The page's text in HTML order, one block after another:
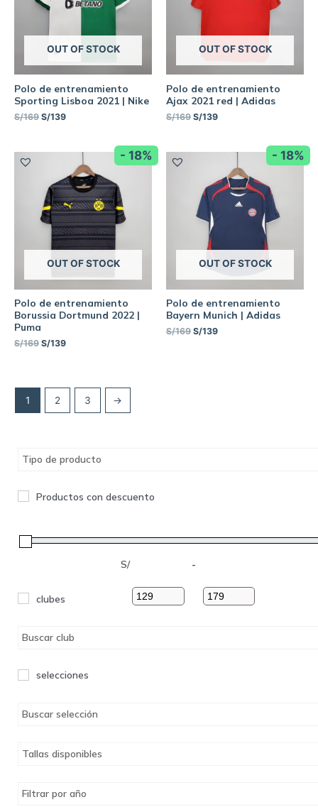
Tipo de producto
Productos con descuento
S/ -
clubes
Buscar club
selecciones
Buscar selección
Tallas disponibles
Filtrar por año
OUT OF STOCK
Polo de entrenamiento
Sporting Lisboa 2021 | Nike
S/169 S/139
OUT OF STOCK
Polo de entrenamiento
Ajax 2021 red | Adidas
S/169 S/139
- 18%
OUT OF STOCK
Polo de entrenamiento
Borussia Dortmund 2022 |
Puma
S/169 S/139
- 18%
OUT OF STOCK
Polo de entrenamiento
Bayern Munich | Adidas
S/169 S/139
1 2 3 →